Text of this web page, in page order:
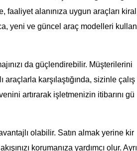
alanınıza uygun araçları kiral
yeni ve güncel araç modelleri kullan
da güçlendirebilir. Müşterilerini
karşılaştığında, sizinle çalış
artırarak işletmenizin itibarını gü
olabilir. Satın almak yerine kir
korumanıza yardımcı olur. Ayrı